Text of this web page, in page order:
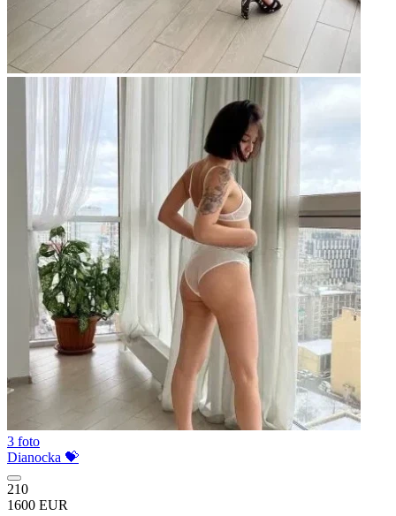
3 foto
Dianocka 💝
210
1600 EUR